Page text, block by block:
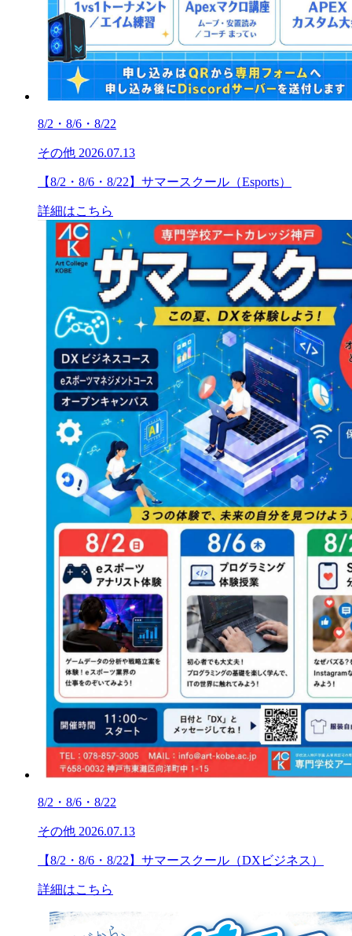
8/2・8/6・8/22
その他 2026.07.13
【8/2・8/6・8/22】サマースクール（Esports）
詳細はこちら
8/2・8/6・8/22
その他 2026.07.13
【8/2・8/6・8/22】サマースクール（DXビジネス）
詳細はこちら